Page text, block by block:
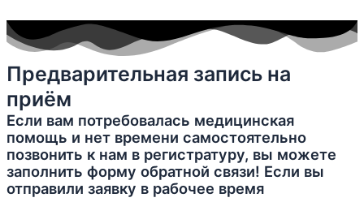
Предварительная запись на
приём
Если вам потребовалась медицинская
помощь и нет времени самостоятельно
позвонить к нам в регистратуру, вы можете
заполнить форму обратной связи! Если вы
отправили заявку в рабочее время